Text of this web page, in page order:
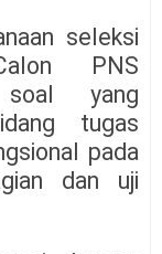
seleksi
PNS
soal yang
tugas
pada
dan uji